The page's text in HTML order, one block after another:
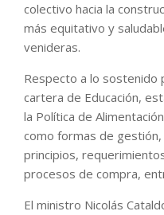
colectivo hacia la
más equitativo y
venideras.
Respecto a lo sostenido
cartera de Educación,
la Política de
como formas de
principios,
procesos de compra,
El ministro Nicolás